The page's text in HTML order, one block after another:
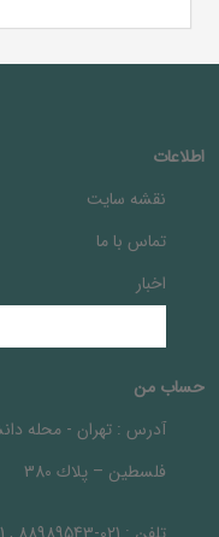
اطلاعات
نقشه سایت
تماس با ما
اخبار
حساب من
آدرس : تهران - محله
فلسطين – پلاك 380